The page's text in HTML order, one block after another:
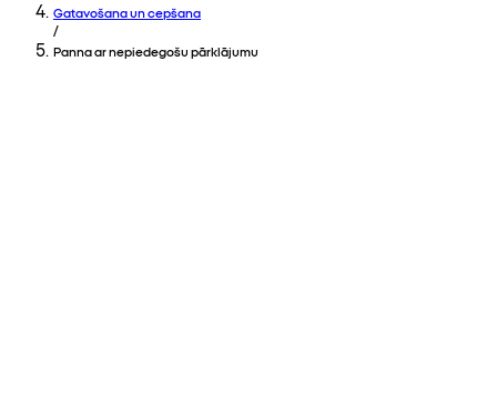
Gatavošana un cepšana
/
Panna ar nepiedegošu pārklājumu